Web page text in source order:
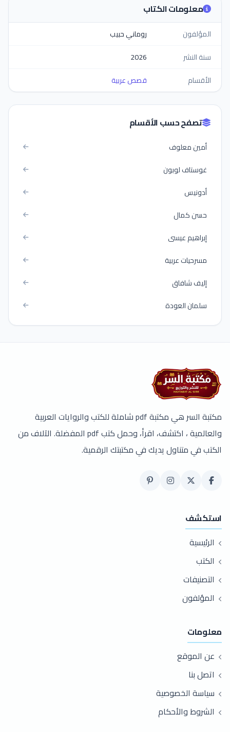
معلومات الكتاب
المؤلفون
روماني حبيب
سنة النشر
2026
الأقسام
قصص عربية
تصفح حسب الأقسام
أمين معلوف
غوستاف لوبون
أدونيس
حسن كمال
إبراهيم عيسى
مسرحيات عربية
إليف شافاق
سلمان العودة
مكتبة السر هي مكتبة pdf شاملة للكتب والروايات العربية
والعالمية ، اكتشف، اقرأ، وحمل كتب pdf المفضلة. الآلاف من
الكتب في متناول يديك في مكتبتك الرقمية.
استكشف
الرئيسية
الكتب
التصنيفات
المؤلفون
معلومات
عن الموقع
اتصل بنا
سياسة الخصوصية
الشروط والأحكام